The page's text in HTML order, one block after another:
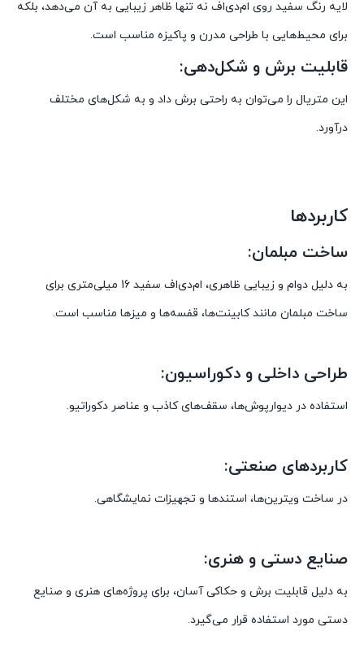
لایه رنگ سفید روی ام‌دی‌اف نه تنها ظاهر زیبایی به آن می‌دهد، بلکه
برای محیط‌هایی با طراحی مدرن و پاکیزه مناسب است.
قابلیت برش و شکل‌دهی:
این متریال را می‌توان به راحتی برش داد و به شکل‌های مختلف
درآورد.
کاربردها
ساخت مبلمان:
به دلیل دوام و زیبایی ظاهری، ام‌دی‌اف سفید 16 میلی‌متری برای
ساخت مبلمان مانند کابینت‌ها، قفسه‌ها و میزها مناسب است.
طراحی داخلی و دکوراسیون:
استفاده در دیوارپوش‌ها، سقف‌های کاذب و عناصر دکوراتیو.
کاربردهای صنعتی:
در ساخت ویترین‌ها، استندها و تجهیزات نمایشگاهی.
صنایع دستی و هنری:
به دلیل قابلیت برش و حکاکی آسان، برای پروژه‌های هنری و صنایع
دستی مورد استفاده قرار می‌گیرد.